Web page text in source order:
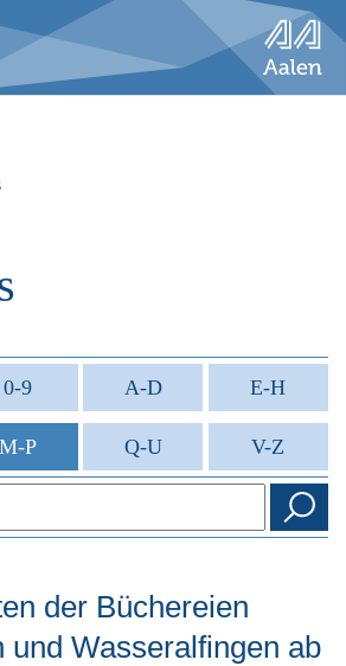
0-9 A-D E-H
M-P Q-U V-Z
der Büchereien
und Wasseralfingen ab